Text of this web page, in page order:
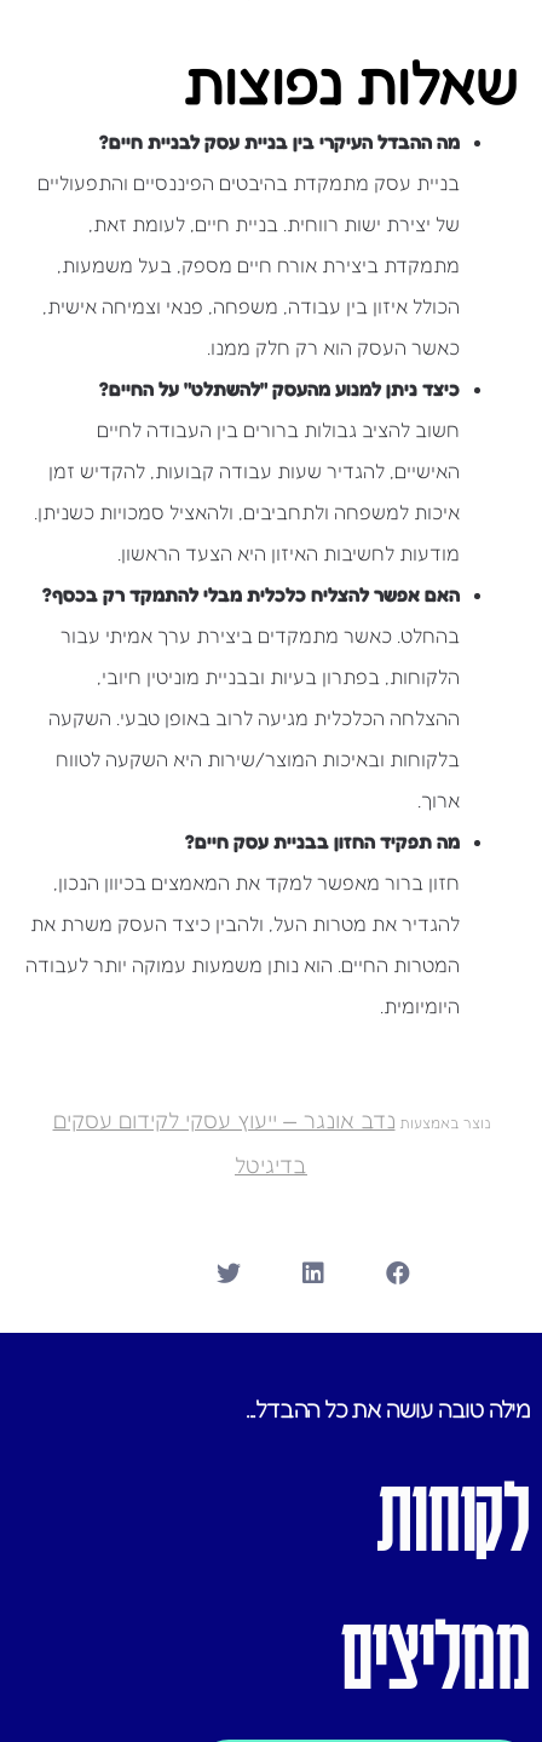
שאלות נפוצות
מה ההבדל העיקרי בין בניית עסק לבניית חיים?
בניית עסק מתמקדת בהיבטים הפיננסיים והתפעוליים
של יצירת ישות רווחית. בניית חיים, לעומת זאת,
מתמקדת ביצירת אורח חיים מספק, בעל משמעות,
הכולל איזון בין עבודה, משפחה, פנאי וצמיחה אישית,
כאשר העסק הוא רק חלק ממנו.
כיצד ניתן למנוע מהעסק "להשתלט" על החיים?
חשוב להציב גבולות ברורים בין העבודה לחיים
האישיים, להגדיר שעות עבודה קבועות, להקדיש זמן
איכות למשפחה ולתחביבים, ולהאציל סמכויות כשניתן.
מודעות לחשיבות האיזון היא הצעד הראשון.
האם אפשר להצליח כלכלית מבלי להתמקד רק בכסף?
בהחלט. כאשר מתמקדים ביצירת ערך אמיתי עבור
הלקוחות, בפתרון בעיות ובבניית מוניטין חיובי,
ההצלחה הכלכלית מגיעה לרוב באופן טבעי. השקעה
בלקוחות ובאיכות המוצר/שירות היא השקעה לטווח
ארוך.
מה תפקיד החזון בבניית עסק חיים?
חזון ברור מאפשר למקד את המאמצים בכיוון הנכון,
להגדיר את מטרות העל, ולהבין כיצד העסק משרת את
המטרות החיים. הוא נותן משמעות עמוקה יותר לעבודה
היומיומית.
נוצר באמצעות נדב אונגר — ייעוץ עסקי לקידום עסקים
בדיגיטל
מילה טובה עושה את כל ההבדל...
לקוחות
ממליצים